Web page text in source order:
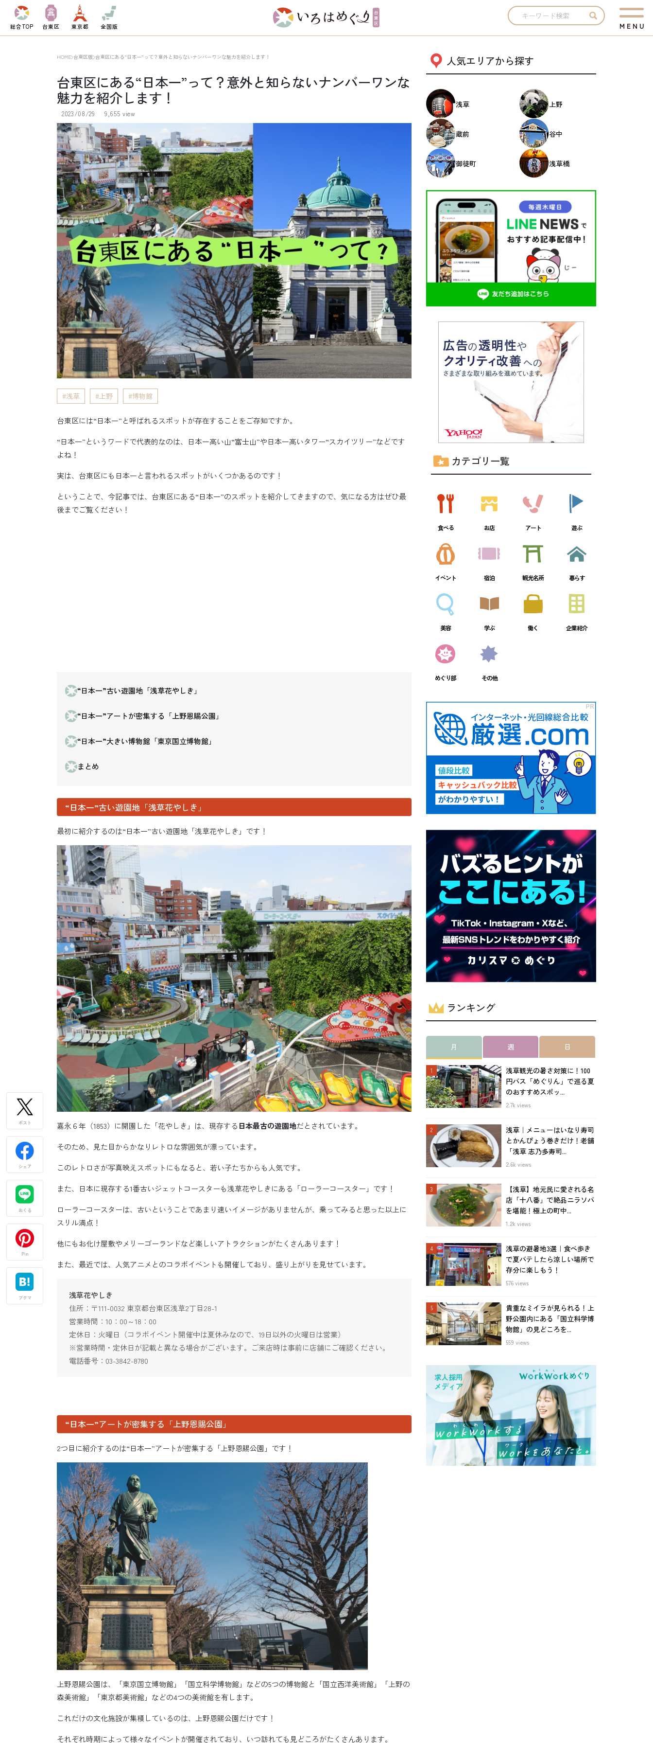
総合TOP 台東区 東京都 全国版 M E N U
HOME 台東区版 台東区にある“日本一”って？意外と知らないナンバーワンな魅力を紹介します！
台東区にある“日本一”って？意外と知らないナンバーワンな
魅力を紹介します！
2023/08/29 9,655 view
浅草 上野 博物館
台東区には“日本一”と呼ばれるスポットが存在することをご存知ですか。
“日本一”というワードで代表的なのは、日本一高い山“富士山”や日本一高いタワー“スカイツリー”などです
よね！
実は、台東区にも日本一と言われるスポットがいくつかあるのです！
ということで、今記事では、台東区にある“日本一”のスポットを紹介してきますので、気になる方はぜひ最
後までご覧ください！
“日本一”古い遊園地「浅草花やしき」
“日本一”アートが密集する「上野恩賜公園」
“日本一”大きい博物館「東京国立博物館」
まとめ
“日本一”古い遊園地「浅草花やしき」
最初に紹介するのは“日本一”古い遊園地「浅草花やしき」です！
嘉永６年（1853）に開園した「花やしき」は、現存する 日本最古の遊園地だとされています。
そのため、見た目からかなりレトロな雰囲気が漂っています。
このレトロさが写真映えスポットにもなると、若い子たちからも人気です。
また、日本に現存する1番古いジェットコースターも浅草花やしきにある「ローラーコースター」です！
ローラーコースターは、古いということであまり速いイメージがありませんが、乗ってみると思った以上に
スリル満点！
他にもお化け屋敷やメリーゴーランドなど楽しいアトラクションがたくさんあります！
また、最近では、人気アニメとのコラボイベントも開催しており、盛り上がりを見せています。
浅草花やしき
住所：〒111-0032 東京都台東区浅草2丁目28-1
営業時間：10：00～18：00
定休日：火曜日（コラボイベント開催中は夏休みなので、19日以外の火曜日は営業）
※営業時間・定休日が記載と異なる場合がございます。ご来店時は事前に店舗にご確認ください。
電話番号：03-3842-8780
“日本一”アートが密集する「上野恩賜公園」
2つ目に紹介するのは“日本一”アートが密集する「上野恩賜公園」です！
上野恩賜公園は、「東京国立博物館」「国立科学博物館」などの5つの博物館と「国立西洋美術館」「上野の
森美術館」「東京都美術館」などの4つの美術館を有します。
これだけの文化施設が集積しているのは、上野恩賜公園だけです！
それぞれ時期によって様々なイベントが開催されており、いつ訪れても見どころがたくさんあります。
人気エリアから探す
浅草 上野
蔵前 谷中
御徒町 浅草橋
カテゴリ一覧
食べる お店 アート 遊ぶ
イベント 宿泊 観光名所 暮らす
美容 学ぶ 働く 企業紹介
めぐり部 その他
ランキング
月 週 日
浅草観光の暑さ対策に！100
円バス「めぐりん」で巡る夏
のおすすめスポッ...
2.7k views
浅草｜メニューはいなり寿司
とかんぴょう巻きだけ！老舗
「浅草 志乃多寿司...
2.6k views
【浅草】地元民に愛される名
店「十八番」で絶品ニラソバ
を堪能！極上の町中...
1.2k views
浅草の避暑地3選｜食べ歩き
で夏バテしたら涼しい場所で
存分に楽しもう！
576 views
貴重なミイラが見られる！上
野公園内にある「国立科学博
物館」の見どころを...
559 views
ポスト
シェア
おくる
Pin
ブクマ